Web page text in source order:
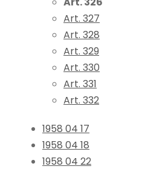
Art. 327
Art. 328
Art. 329
Art. 330
Art. 331
Art. 332
1958 04 17
1958 04 18
1958 04 22